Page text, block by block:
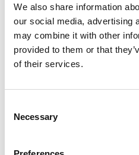
We also share information
our social media, advertising
may combine it with other
provided to them or that
of their services.
Selection
Necessary
Når du leker så driver du også
mener det private blir politisk:
fordømmer, hva vi kjøper… Særlig
offentlige rom, kommer ut av
Svein kom ut av homoskapet i
sier Svein og rister på hodet. –